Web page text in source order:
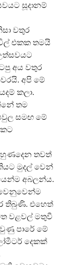
සූදානම්
වතුර
එකක තමයි
අය වතුර
අපි මේ
කලා.
තම
සමඟ මේ
තවත්
මුදල් වෙන්
අබලන්ය.
වෙනුවෙන්ම
තිබුණි. එහෙත්
වළවල් මතුවී
පාරේ මේ
දෙකක්